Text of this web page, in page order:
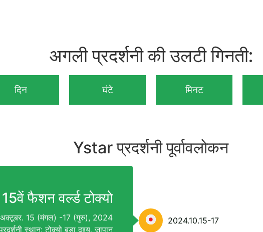
अगली प्रदर्शनी की उलटी गिनती:
दिन घंटे मिनट
Ystar प्रदर्शनी पूर्वावलोकन
15वें फैशन वर्ल्ड टोक्यो
अक्टूबर. 15 (मंगल) -17 (गुरु), 2024
स्थान: टोक्यो बड़ा दृश्य, जापान
2024.10.15-17